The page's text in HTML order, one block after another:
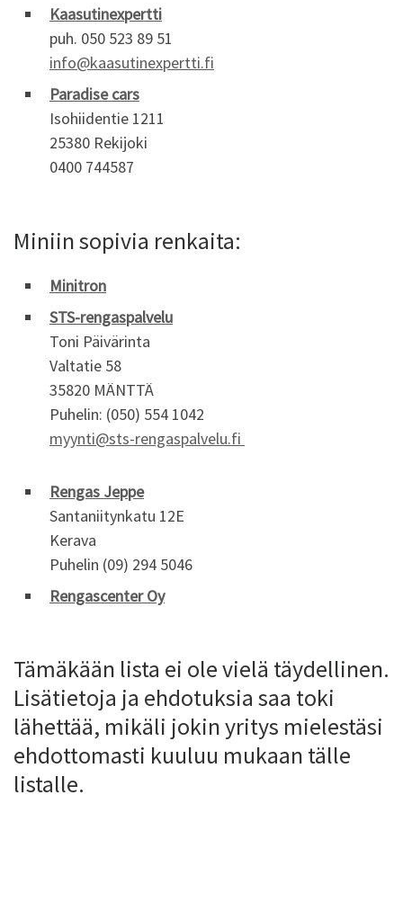
Kaasutinexpertti
puh. 050 523 89 51
info@kaasutinexpertti.fi
Paradise cars
Isohiidentie 1211
25380 Rekijoki
0400 744587
Miniin sopivia renkaita:
Minitron
STS-rengaspalvelu
Toni Päivärinta
Valtatie 58
35820 MÄNTTÄ
Puhelin: (050) 554 1042
myynti@sts-rengaspalvelu.fi
Rengas Jeppe
Santaniitynkatu 12E
Kerava
Puhelin (09) 294 5046
Rengascenter Oy
Tämäkään lista ei ole vielä täydellinen.
Lisätietoja ja ehdotuksia saa toki
lähettää, mikäli jokin yritys mielestäsi
ehdottomasti kuuluu mukaan tälle
listalle.